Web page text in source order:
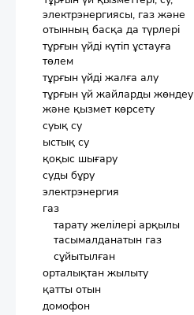
электрэнергиясы, газ және
отынның басқа да түрлері
тұрғын үйді күтіп ұстауға
төлем
тұрғын үйді жалға алу
тұрғын үй жайларды жөндеу
және қызмет көрсету
суық су
ыстық су
қоқыс шығару
суды бұру
электрэнергия
газ
тарату желілері арқылы
тасымалданатын газ
сұйытылған
орталықтан жылыту
қатты отын
домофон